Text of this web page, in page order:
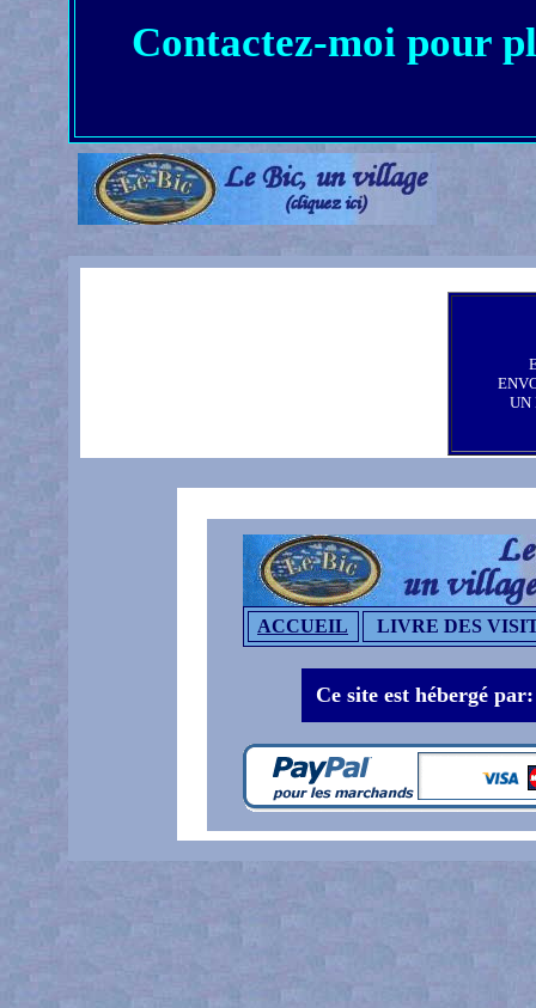
Contactez-moi pour
UN
ACCUEIL LIVRE DES
Ce site est hébergé par: